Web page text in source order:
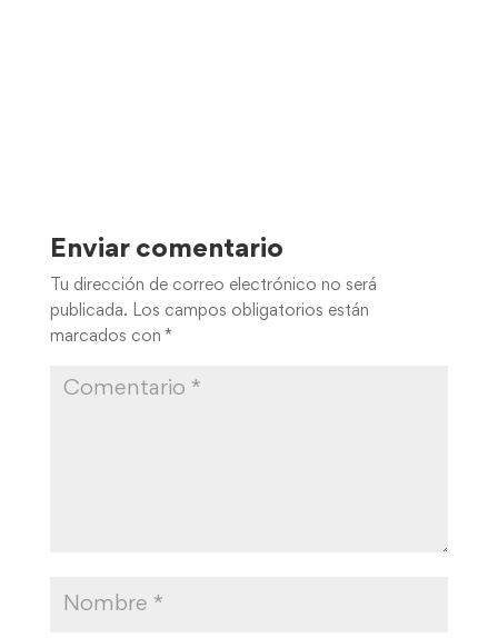
Enviar comentario
Tu dirección de correo electrónico no será
publicada.
Los campos obligatorios están
marcados con *